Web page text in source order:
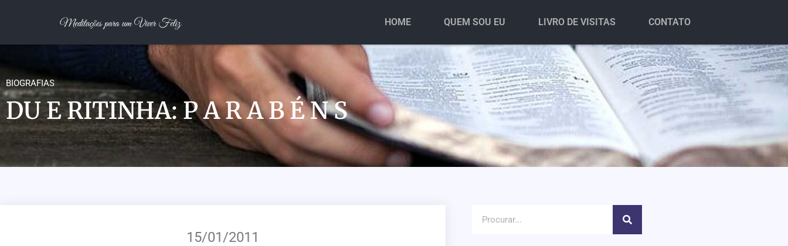
HOME QUEM SOU EU LIVRO DE VISITAS CONTATO
BIOGRAFIAS
DU E RITINHA: P A R A B É N S
15/01/2011